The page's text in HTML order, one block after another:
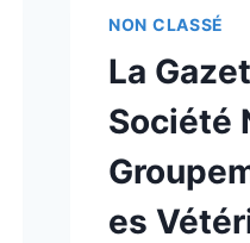
NON CLASSÉ
La
Société
es